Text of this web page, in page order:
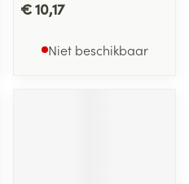
€ 10,17
Niet beschikbaar